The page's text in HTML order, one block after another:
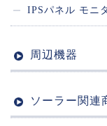
IPSパネル モニ
周辺機器
ソーラー関連